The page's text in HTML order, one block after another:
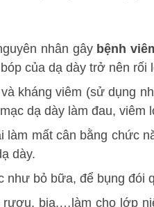
nhân gây bệnh
của dạ dày trở nên rối
kháng viêm (sử dụng
dạ dày làm đau, viêm
mất cân bằng chức
dày.
như bỏ bữa, để bụng
bia,…làm cho lớp